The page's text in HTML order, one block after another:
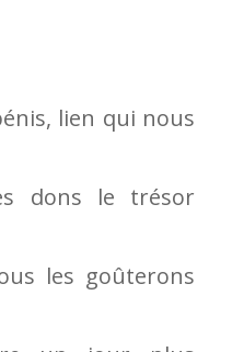
lien qui nous
dons le trésor
les goûterons